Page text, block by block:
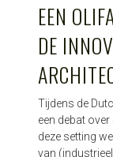
EEN
DE
Tijdens de
een debat
deze setting
van